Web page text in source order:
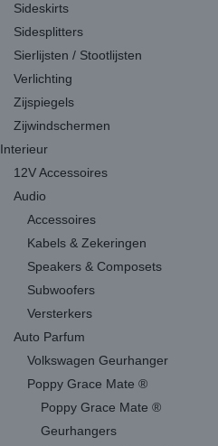
Sideskirts
Sidesplitters
Sierlijsten / Stootlijsten
Verlichting
Zijspiegels
Zijwindschermen
Interieur
12V Accessoires
Audio
Accessoires
Kabels & Zekeringen
Speakers & Composets
Subwoofers
Versterkers
Auto Parfum
Volkswagen Geurhanger
Poppy Grace Mate ®
Poppy Grace Mate ®
Geurhangers